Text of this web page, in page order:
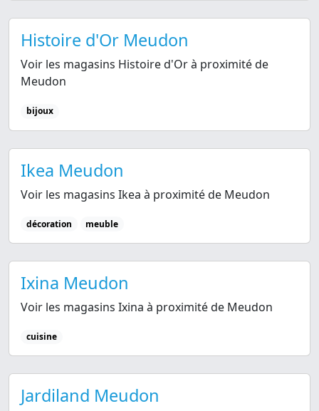
Histoire d'Or Meudon
Voir les magasins Histoire d'Or à proximité de
Meudon
bijoux
Ikea Meudon
Voir les magasins Ikea à proximité de Meudon
décoration meuble
Ixina Meudon
Voir les magasins Ixina à proximité de Meudon
cuisine
Jardiland Meudon